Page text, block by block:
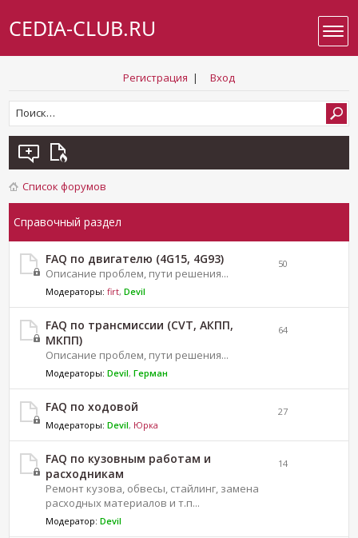
CEDIA-CLUB.RU
Регистрация | Вход
Список форумов
Справочный раздел
FAQ по двигателю (4G15, 4G93)
Описание проблем, пути решения...
Модераторы: firt,Devil
50
FAQ по трансмиссии (CVT, АКПП,
МКПП)
Описание проблем, пути решения...
Модераторы: Devil,Герман
64
FAQ по ходовой
Модераторы: Devil, Юрка
27
FAQ по кузовным работам и
расходникам
Ремонт кузова, обвесы, стайлинг, замена
расходных материалов и т.п...
Модератор: Devil
14